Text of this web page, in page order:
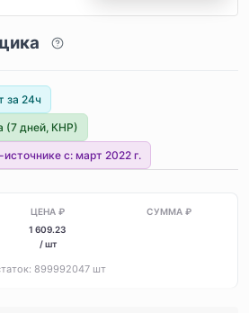
за 24ч
(7 дней, КНР)
с: март 2022 г.
899992047 шт
1 609.23
/ шт